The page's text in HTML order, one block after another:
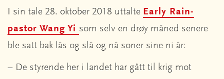
I sin tale 28. oktober 2018 uttalte Early Rain-
pastor Wang Yi som selv en drøy måned senere
ble satt bak lås og slå og nå soner sine ni år:
– De styrende her i landet har gått til krig mot